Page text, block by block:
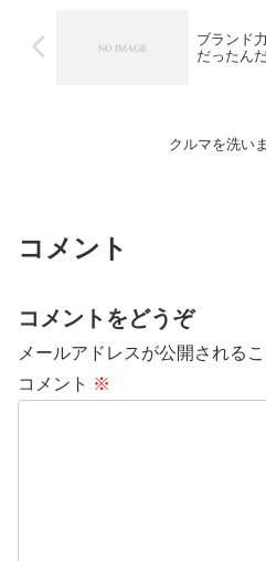
ブランド
だったん
クルマを洗い
コメント
コメントをどうぞ
メールアドレスが公開される
コメント ※